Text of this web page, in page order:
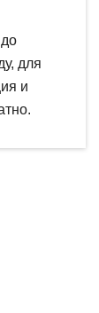
для
и